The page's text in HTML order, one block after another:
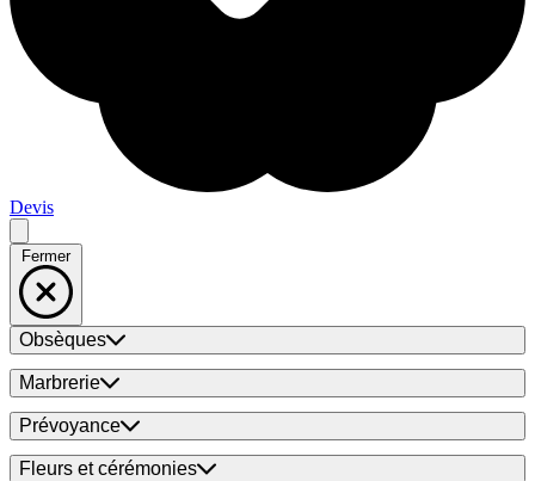
Devis
Fermer
Obsèques
Marbrerie
Prévoyance
Fleurs et cérémonies